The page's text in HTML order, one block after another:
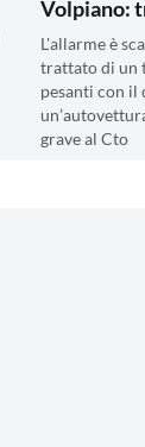
Volpiano:
L'allarme è
trattato di un
pesanti con il
grave al Cto